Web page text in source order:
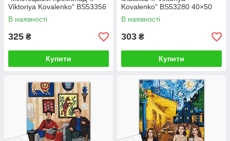
Viktoriya Kovalenko" BS53356
40×50 см
В наявності
325 ₴
Купити
Kovalenko" BS53280 40×50
см
В наявності
303 ₴
Купити